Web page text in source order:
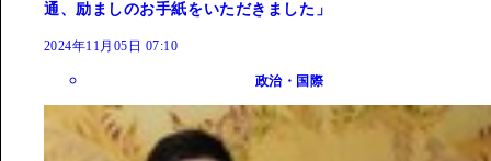
通、励ましのお手紙をいただきました」
2024年11月05日 07:10
政治・国際